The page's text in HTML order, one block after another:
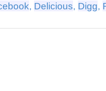
観
地
, Delicious, Digg,